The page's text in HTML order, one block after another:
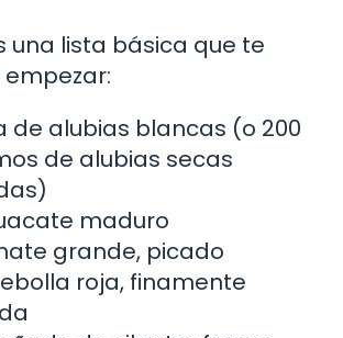
una lista básica que te
de alubias blancas (o 200
de alubias secas
maduro
grande, picado
roja, finamente